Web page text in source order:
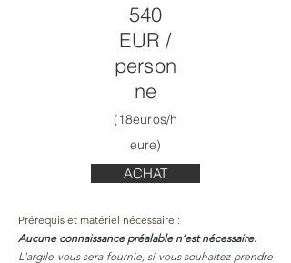
540
EUR /
person
ne
(18euros/h
eure)
ACHAT
Prérequis et matériel nécessaire :
Aucune connaissance préalable n’est nécessaire.
L'argile vous sera fournie, si vous souhaitez prendre